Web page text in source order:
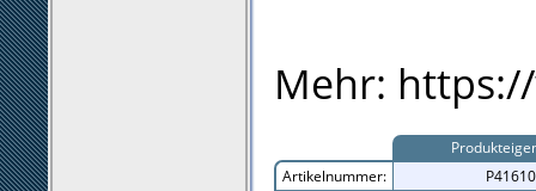
Mehr:
Artikelnummer: